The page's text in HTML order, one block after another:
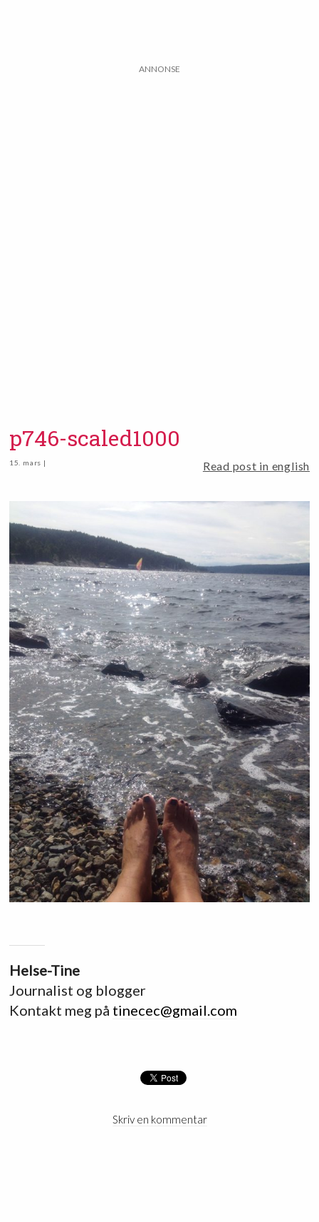
ANNONSE
p746-scaled1000
15. mars | Read post in english
Helse-Tine
Journalist og blogger
Kontakt meg på tinecec@gmail.com
Skriv en kommentar